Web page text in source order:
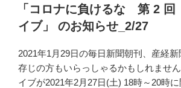
「コロナに負けるな 第 2
イブ」 のお知らせ_2/27
2021年1月29日の毎日新聞朝刊、産経
存じの方もいらっしゃるかもしれませ
イブが2021年2月27日(土) 18時～20時